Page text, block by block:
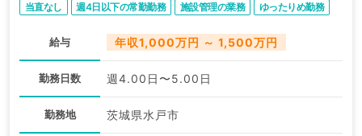
当直なし 週4日以下の常勤勤務 施設管理の業務 ゆったりめ勤務
給与 年収1,000万円 ～ 1,500万円
勤務日数 週4.00日〜5.00日
勤務地 茨城県水戸市